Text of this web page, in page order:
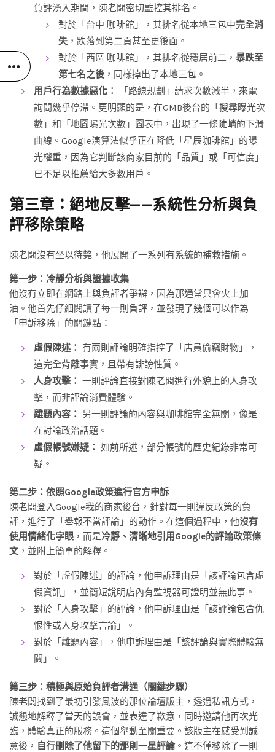
負評湧入期間，陳老闆密切監控其排名。
對於「台中 咖啡館」，其排名從本地三包中完全消
失 ，跌落到第二頁甚至更後面。
對於「西區 咖啡館」，其排名從穩居前二， 暴跌至
第七名之後 ，同樣掉出了本地三包。
用戶行為數據惡化：
「路線規劃」請求次數減半，來電
詢問幾乎停滯。更明顯的是，在GMB後台的「搜尋曝光次
數」和「地圖曝光次數」圖表中，出現了一條陡峭的下滑
曲線。Google演算法似乎正在降低「星辰咖啡館」的曝
光權重，因為它判斷該商家目前的「品質」或「可信度」
已不足以推薦給大多數用戶。
第三章：絕地反擊——系統性分析與負
評移除策略
陳老闆沒有坐以待斃，他展開了一系列有系統的補救措施。
第一步：冷靜分析與證據收集
他沒有立即在網路上與負評者爭辯，因為那通常只會火上加
油。他首先仔細閱讀了每一則負評，並發現了幾個可以作為
「申訴移除」的關鍵點：
虛假陳述： 有兩則評論明確指控了「店員偷竊財物」，
這完全背離事實，且帶有誹謗性質。
人身攻擊： 一則評論直接對陳老闆進行外貌上的人身攻
擊，而非評論消費體驗。
離題內容： 另一則評論的內容與咖啡館完全無關，像是
在討論政治話題。
虛假帳號嫌疑： 如前所述，部分帳號的歷史紀錄非常可
疑。
第二步：依照Google政策進行官方申訴
陳老闆登入Google我的商家後台，針對每一則違反政策的負
評，進行了「舉報不當評論」的動作。在這個過程中，他沒有
使用情緒化字眼 ，而是冷靜、清晰地引用Google的評論政策條
文 ，並附上簡單的解釋。
對於「虛假陳述」的評論，他申訴理由是「該評論包含虛
假資訊」，並簡短說明店內有監視器可證明並無此事。
對於「人身攻擊」的評論，他申訴理由是「該評論包含仇
恨性或人身攻擊言論」。
對於「離題內容」，他申訴理由是「該評論與實際體驗無
關」。
第三步：積極與原始負評者溝通（關鍵步驟）
陳老闆找到了最初引發風波的那位論壇版主，透過私訊方式，
誠懇地解釋了當天的誤會，並表達了歉意，同時邀請他再次光
臨，體驗真正的服務。這個舉動至關重要。該版主在感受到誠
意後， 自行刪除了他留下的那則一星評論。這不僅移除了一則